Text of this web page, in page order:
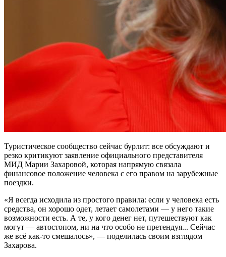
Туристическое сообщество сейчас бурлит: все обсуждают и
резко критикуют заявление официального представителя
МИД Марии Захаровой, которая напрямую связала
финансовое положение человека с его правом на зарубежные
поездки.
«Я всегда исходила из простого правила: если у человека есть
средства, он хорошо одет, летает самолетами — у него такие
возможности есть. А те, у кого денег нет, путешествуют как
могут — автостопом, ни на что особо не претендуя... Сейчас
же всё как-то смешалось», — поделилась своим взглядом
Захарова.